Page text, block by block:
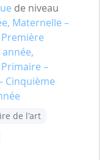
de niveau
Maternelle –
–
Cinquième
de l'art